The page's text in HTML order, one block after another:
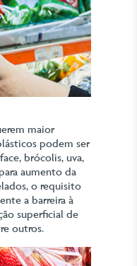
maior
podem ser
brócolis, uva,
aumento da
o requisito
a barreira à
superficial de
outros.